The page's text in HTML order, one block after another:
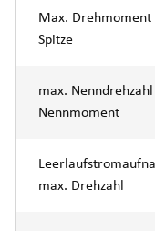
Max. Drehmoment
Spitze
max. Nenndrehzahl
Nennmoment
max. Drehzahl